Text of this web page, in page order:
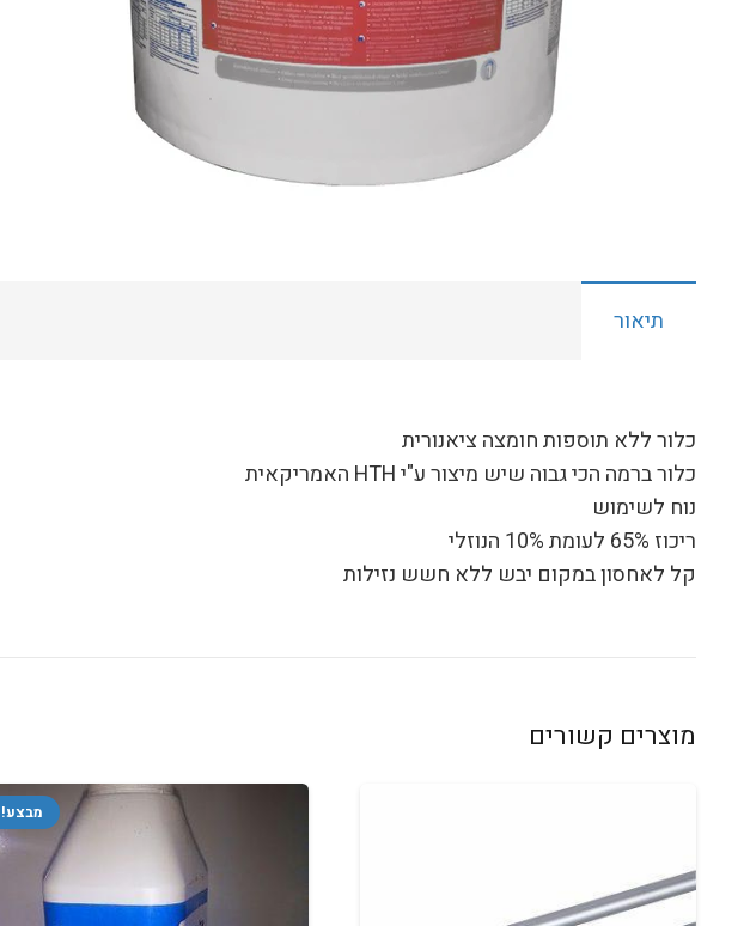
תיאור
כלור ללא תוספות חומצה ציאנורית
כלור ברמה הכי גבוה שיש מיצור ע"י HTH האמריקאית
נוח לשימוש
ריכוז 65% לעומת 10% הנוזלי
קל לאחסון במקום יבש ללא חשש נזילות
מוצרים קשורים
מבצע!